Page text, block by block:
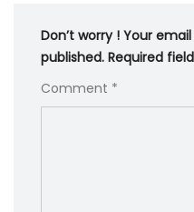
Don’t worry ! Your
published. Required
Comment *